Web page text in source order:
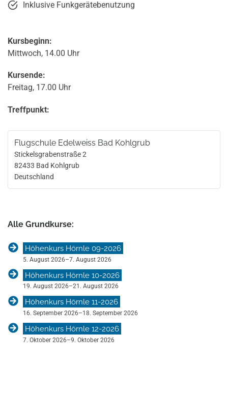
Inklusive Funkgeräte­benutzung
Kursbeginn:
Mittwoch, 14.00 Uhr
Kursende:
Freitag, 17.00 Uhr
Treffpunkt:
Flugschule Edelweiss Bad Kohlgrub
Stickelsgrabenstraße 2
82433 Bad Kohlgrub
Deutschland
Alle Grundkurse:
Höhenkurs Hörnle 09-2026
5. August 2026–7. August 2026
Höhenkurs Hörnle 10-2026
19. August 2026–21. August 2026
Höhenkurs Hörnle 11-2026
16. September 2026–18. September 2026
Höhenkurs Hörnle 12-2026
7. Oktober 2026–9. Oktober 2026